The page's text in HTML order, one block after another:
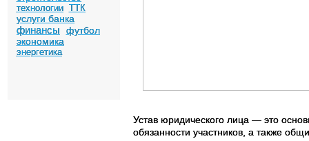
технологии ТТК
услуги банка
финансы
футбол
экономика
энергетика
Устав юридического лица — это
обязанности участников, а также